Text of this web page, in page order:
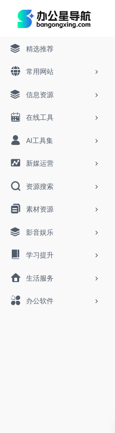
精选推荐
常用网站
信息资源
在线工具
AI工具集
新媒运营
资源搜索
素材资源
影音娱乐
学习提升
生活服务
办公软件